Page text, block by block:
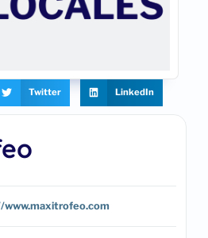
Twitter LinkedIn